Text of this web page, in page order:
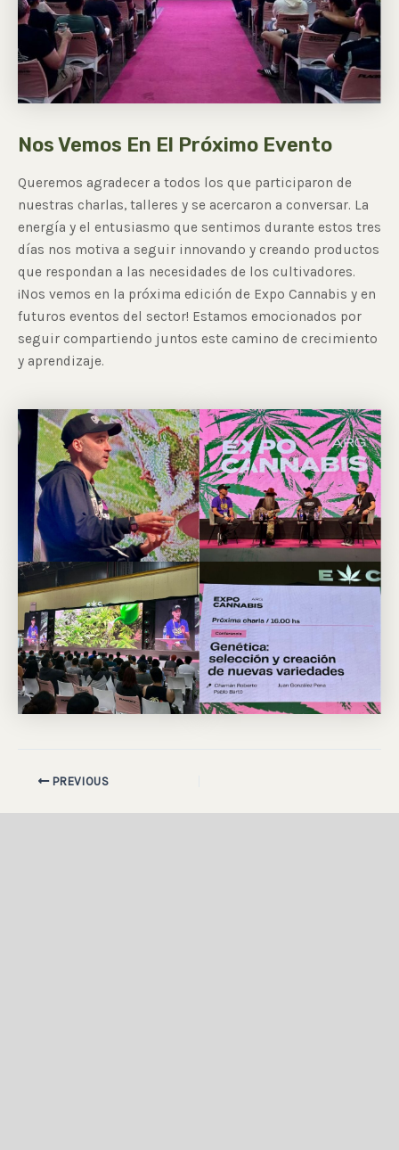
Nos Vemos En El Próximo Evento
Queremos agradecer a todos los que participaron de
nuestras charlas, talleres y se acercaron a conversar. La
energía y el entusiasmo que sentimos durante estos tres
días nos motiva a seguir innovando y creando productos
que respondan a las necesidades de los cultivadores.
¡Nos vemos en la próxima edición de Expo Cannabis y en
futuros eventos del sector! Estamos emocionados por
seguir compartiendo juntos este camino de crecimiento
y aprendizaje.
PREVIOUS